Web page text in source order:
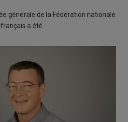
générale de la Fédération nationale
a été…